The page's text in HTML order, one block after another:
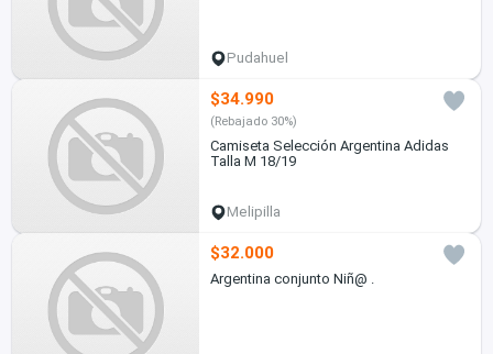
Pudahuel
$34.990
(Rebajado 30%)
Camiseta Selección Argentina Adidas
Talla M 18/19
Melipilla
$32.000
Argentina conjunto Niñ@ .